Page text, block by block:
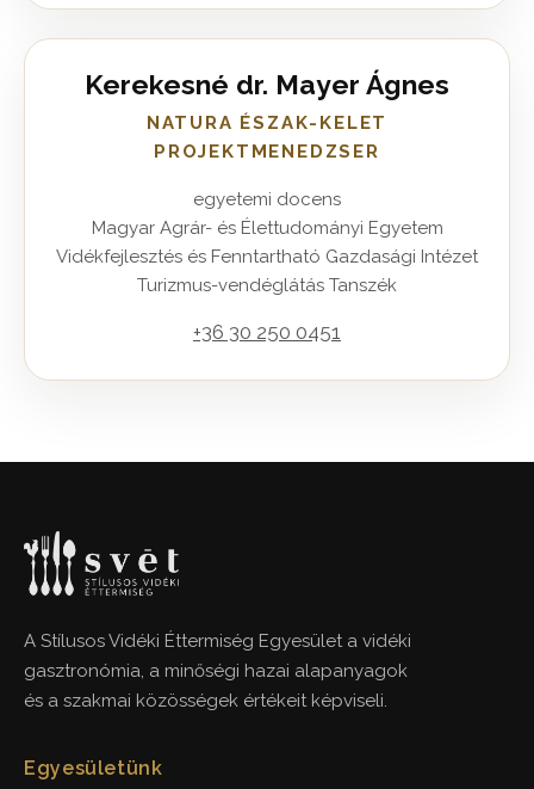
Kerekesné dr. Mayer Ágnes
NATURA ÉSZAK-KELET
PROJEKTMENEDZSER
egyetemi docens
Magyar Agrár- és Élettudományi Egyetem
Vidékfejlesztés és Fenntartható Gazdasági Intézet
Turizmus-vendéglátás Tanszék
+36 30 250 0451
A Stílusos Vidéki Éttermiség Egyesület a vidéki
gasztronómia, a minőségi hazai alapanyagok
és a szakmai közösségek értékeit képviseli.
Egyesületünk